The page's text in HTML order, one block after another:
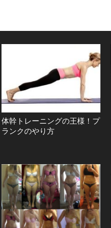
体幹トレーニングの王様！プ
ランクのやり方